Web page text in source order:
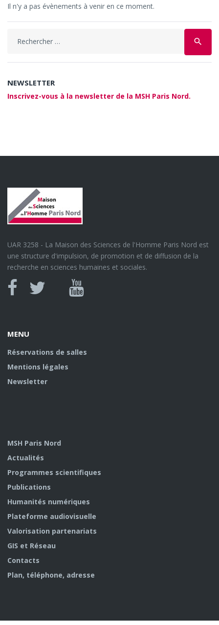
Il n'y a pas évènements à venir en ce moment.
search
NEWSLETTER
Inscrivez-vous à la newsletter de la MSH Paris Nord.
UAR 3258 - La Maison des Sciences de l'Homme Paris Nord est
une structure d'impulsion, de promotion et de diffusion de la
recherche en sciences humaines et sociales.
Canal
MENU
Réservations de salles
Mentions légales
Newsletter
MSH Paris Nord
Actualités
Programmes scientifiques
Publications
Humanités numériques
Plateforme audiovisuelle
Valorisation partenariats
GIS et Réseau
Contacts
Plan, téléphone, adresse